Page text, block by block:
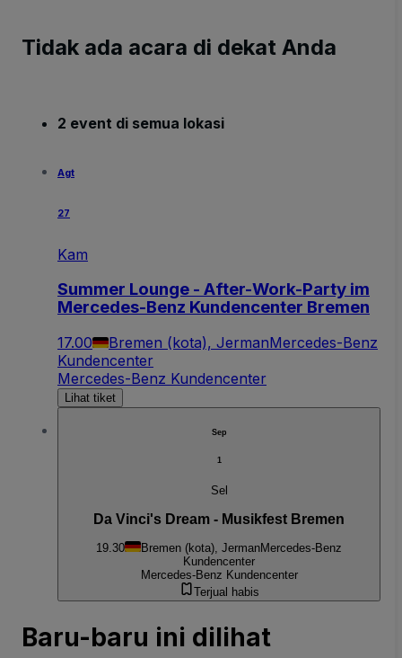
Tidak ada acara di dekat Anda
2 event di semua lokasi
Agt
27
Kam
Summer Lounge - After-Work-Party im
Mercedes-Benz Kundencenter Bremen
17.00 Bremen (kota), JermanMercedes-Benz
Kundencenter
Mercedes-Benz Kundencenter
Lihat tiket
Sep
1
Sel
Da Vinci's Dream - Musikfest Bremen
19.30 Bremen (kota), JermanMercedes-Benz
Kundencenter
Mercedes-Benz Kundencenter
Terjual habis
Baru-baru ini dilihat